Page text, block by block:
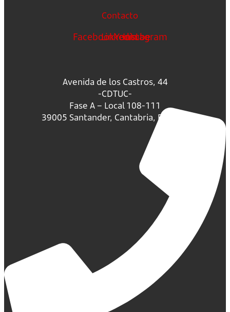
Contacto
FacebookLinkedin
Youtube
Instagram
Avenida de los Castros, 44
-CDTUC-
Fase A – Local 108-111
39005 Santander, Cantabria, España.